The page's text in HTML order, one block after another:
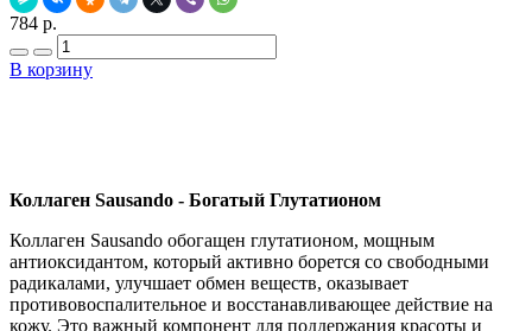
784 р.
В корзину
Коллаген Sausando - Богатый Глутатионом
Коллаген Sausando обогащен глутатионом, мощным
антиоксидантом, который активно борется со свободными
радикалами, улучшает обмен веществ, оказывает
противовоспалительное и восстанавливающее действие на
кожу. Это важный компонент для поддержания красоты и